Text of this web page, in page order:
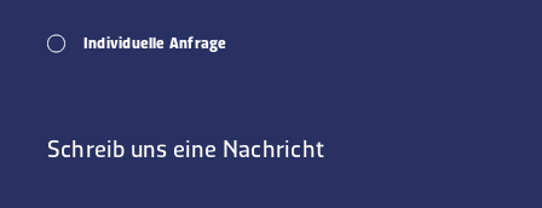
Individuelle Anfrage
Schreib uns eine Nachricht